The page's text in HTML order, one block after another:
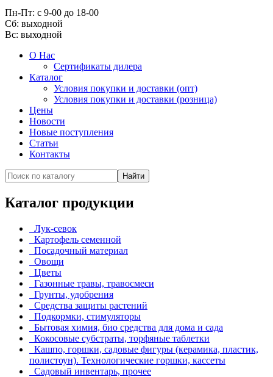
Пн-Пт: с 9-00 до 18-00
Cб: выходной
Вс: выходной
О Нас
Сертификаты дилера
Каталог
Условия покупки и доставки (опт)
Условия покупки и доставки (розница)
Цены
Новости
Новые поступления
Статьи
Контакты
Каталог продукции
Лук-севок
Картофель семенной
Посадочный материал
Овощи
Цветы
Газонные травы, травосмеси
Грунты, удобрения
Средства защиты растений
Подкормки, стимуляторы
Бытовая химия, био средства для дома и сада
Кокосовые субстраты, торфяные таблетки
Кашпо, горшки, садовые фигуры (керамика, пластик,
полистоун). Технологические горшки, кассеты
Садовый инвентарь, прочее